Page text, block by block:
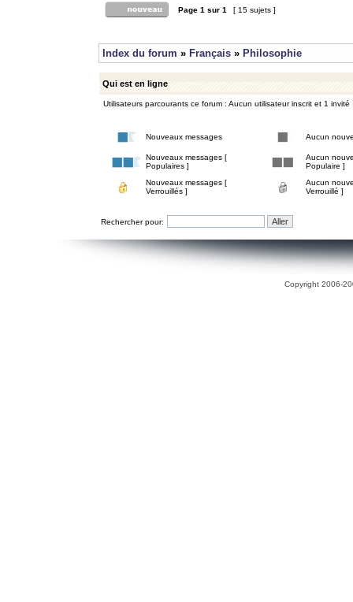
Page 1 sur 1 [ 15 sujets ]
Index du forum » Français » Philosophie
Qui est en ligne
Utilisateurs parcourants ce forum : Aucun utilisateur inscrit et 1 invité
Nouveaux messages Aucun
Nouveaux messages [
Populaires ]
Aucun
Populaire ]
Nouveaux messages [
Verrouillés ]
Aucun
Verrouillé ]
Rechercher pour:
Copyright 2006-